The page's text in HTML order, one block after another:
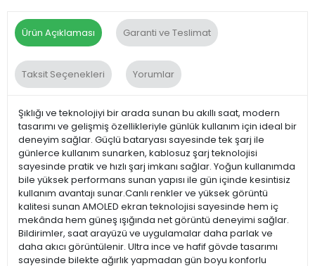
Ürün Açıklaması Garanti ve Teslimat
Taksit Seçenekleri Yorumlar
Şıklığı ve teknolojiyi bir arada sunan bu akıllı saat, modern
tasarımı ve gelişmiş özellikleriyle günlük kullanım için ideal bir
deneyim sağlar. Güçlü bataryası sayesinde tek şarj ile
günlerce kullanım sunarken, kablosuz şarj teknolojisi
sayesinde pratik ve hızlı şarj imkanı sağlar. Yoğun kullanımda
bile yüksek performans sunan yapısı ile gün içinde kesintisiz
kullanım avantajı sunar.Canlı renkler ve yüksek görüntü
kalitesi sunan AMOLED ekran teknolojisi sayesinde hem iç
mekânda hem güneş ışığında net görüntü deneyimi sağlar.
Bildirimler, saat arayüzü ve uygulamalar daha parlak ve
daha akıcı görüntülenir. Ultra ince ve hafif gövde tasarımı
sayesinde bilekte ağırlık yapmadan gün boyu konforlu